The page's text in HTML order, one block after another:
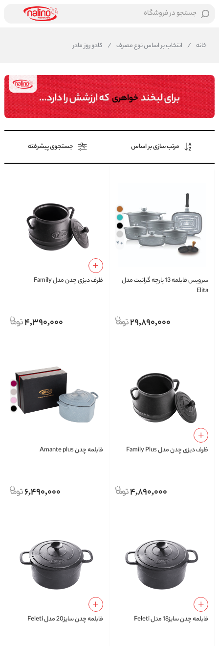
جستجو در فروشگاه
خانه / انتخاب بر اساس نوع مصرف / کادو روز مادر
مرتب سازی بر اساس جستجوی پیشرفته
+ 4
سرویس قابلمه 13 پارچه گرانیت مدل
Elita
29,890,000
ظرف دیزی چدن مدل Family
4,390,000
ظرف دیزی چدن مدل Family Plus
4,890,000
قابلمه چدن Amante plus
6,490,000
قابلمه چدن سایز18 مدل Feleti قابلمه چدن سایز20 مدل Feleti